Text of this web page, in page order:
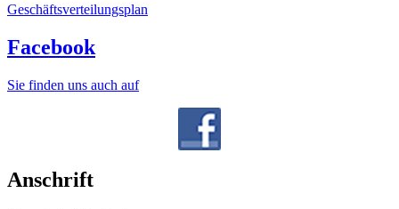
Geschäftsverteilungsplan
Facebook
Sie finden uns auch auf
Anschrift